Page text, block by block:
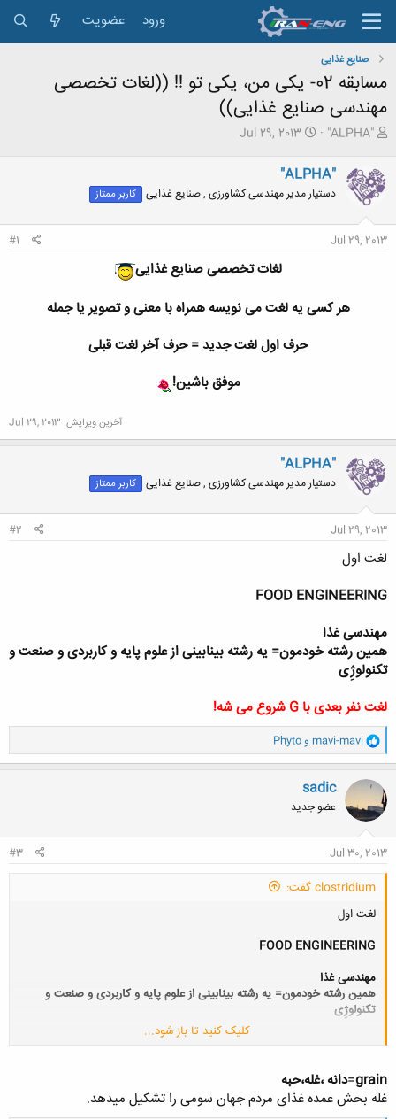
ورود عضویت
صنایع غذایی
مسابقه 02- یکی من، یکی تو !! ((لغات تخصصی
مهندسی صنایع غذایی))
ش
و
ع
ک
ن
د
"ALPHA"
ت
ی
خ
ر
Jul 29, 2013
"ALPHA"
دستیار مدیر مهندسی کشاورزی , صنایع غذایی کاربر ممتاز
Jul 29, 2013
#1
لغات تخصصی صنایع غذایی
هر کسی یه لغت می نویسه همراه با معنی و تصویر یا جمله
حرف اول لغت جدید = حرف آخر لغت قبلی
موفق باشین!
آخرین ویرایش: Jul 29, 2013
"ALPHA"
دستیار مدیر مهندسی کشاورزی , صنایع غذایی کاربر ممتاز
Jul 29, 2013
#2
لغت اول
FOOD ENGINEERING
مهندسی غذا
همین رشته خودمون= یه رشته بینابینی از علوم پایه و کاربردی و صنعت و
تکنولوژِی
لغت نفر بعدی با G شروع می شه!
و
ا
ک
ن
ش
ه
ا
mavi-mavi و Phyto
sadic
عضو جدید
Jul 30, 2013
#3
clostridium گفت:
لغت اول
FOOD ENGINEERING
مهندسی غذا
همین رشته خودمون= یه رشته بینابینی از علوم پایه و کاربردی و صنعت و
تکنولوژِی
کلیک کنید تا باز شود...
grain
=دانه ،غله،حبه
غله بحش عمده غذای مردم جهان سومی را تشکیل میدهد.